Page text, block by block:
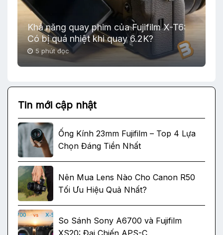
Khả năng quay phim của Fujifilm X-T6:
Có bị quá nhiệt khi quay 6.2K?
5 phút đọc
Tin mới cập nhật
Ống Kính 23mm Fujifilm – Top 4 Lựa
Chọn Đáng Tiền Nhất
Nên Mua Lens Nào Cho Canon R50
Tối Ưu Hiệu Quả Nhất?
So Sánh Sony A6700 và Fujifilm